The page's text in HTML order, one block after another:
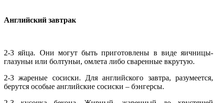
Английский завтрак
2-3 яйца. Они могут быть приготовлены в виде яичницы-
глазуньи или болтуньи, омлета либо сваренные вкрутую.
2-3 жареные сосиски. Для английского завтра, разумеется,
берутся особые английские сосиски – бэнгерсы.